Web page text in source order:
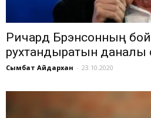
Ричард Брэнсонның
рухтандыратын даналық
Сымбат Айдархан - 23.10.2020